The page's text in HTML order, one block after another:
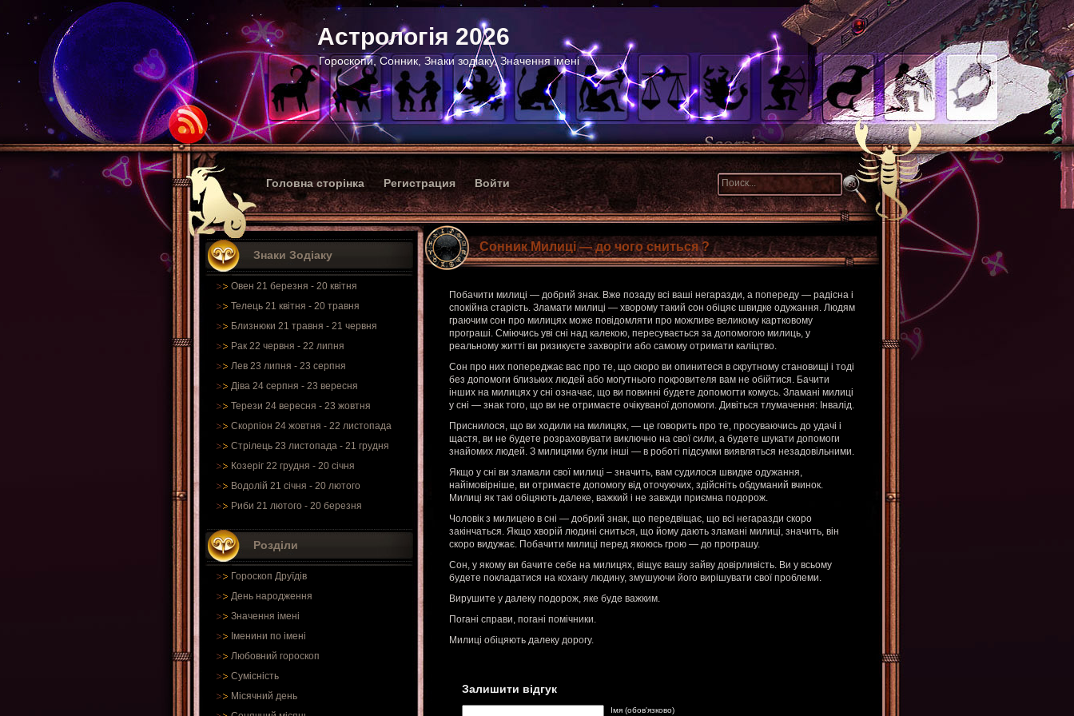
Астрологія 2026
Гороскопи, Сонник, Знаки зодіаку, Значення імені
Головна сторінка Регистрация Войти
Знаки Зодіаку
Овен 21 березня - 20 квітня
Телець 21 квітня - 20 травня
Близнюки 21 травня - 21 червня
Рак 22 червня - 22 липня
Лев 23 липня - 23 серпня
Діва 24 серпня - 23 вересня
Терези 24 вересня - 23 жовтня
Скорпіон 24 жовтня - 22 листопада
Стрілець 23 листопада - 21 грудня
Козеріг 22 грудня - 20 січня
Водолій 21 січня - 20 лютого
Риби 21 лютого - 20 березня
Розділи
Гороскоп Друїдів
День народження
Значення імені
Іменини по імені
Любовний гороскоп
Сумісність
Місячний день
Сонник Милиці — до чого сниться ?
Побачити милиці — добрий знак. Вже позаду всі ваші негаразди, а попереду — радісна і
спокійна старість. Зламати милиці — хворому такий сон обіцяє швидке одужання. Людям
граючим сон про милицях може повідомляти про можливе великому картковому
програші. Сміючись уві сні над калекою, пересувається за допомогою милиць, у
реальному житті ви ризикуєте захворіти або самому отримати каліцтво.
Сон про них попереджає вас про те, що скоро ви опинитеся в скрутному становищі і тоді
без допомоги близьких людей або могутнього покровителя вам не обійтися. Бачити
інших на милицях у сні означає, що ви повинні будете допомогти комусь. Зламані милиці
у сні — знак того, що ви не отримаєте очікуваної допомоги. Дивіться тлумачення: Інвалід.
Приснилося, що ви ходили на милицях, — це говорить про те, просуваючись до удачі і
щастя, ви не будете розраховувати виключно на свої сили, а будете шукати допомоги
знайомих людей. З милицями були інші — в роботі підсумки виявляться незадовільними.
Якщо у сні ви зламали свої милиці – значить, вам судилося швидке одужання,
найімовірніше, ви отримаєте допомогу від оточуючих, здійсніть обдуманий вчинок.
Милиці як такі обіцяють далеке, важкий і не завжди приємна подорож.
Чоловік з милицею в сні — добрий знак, що передвіщає, що всі негаразди скоро
закінчаться. Якщо хворій людині сниться, що йому дають зламані милиці, значить, він
скоро видужає. Побачити милиці перед якоюсь грою — до програшу.
Сон, у якому ви бачите себе на милицях, віщує вашу зайву довірливість. Ви у всьому
будете покладатися на кохану людину, змушуючи його вирішувати свої проблеми.
Вирушите у далеку подорож, яке буде важким.
Погані справи, погані помічники.
Милиці обіцяють далеку дорогу.
Залишити відгук
Імя (обов'язково)